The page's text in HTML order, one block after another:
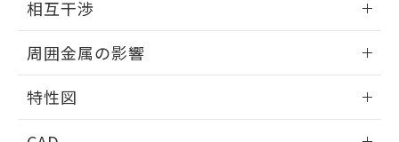
出力段回路図
相互干渉
相互干渉
周囲金属の影響
周囲金属の影響
特性図
また、RoHS指令のフタル酸エステル類４
荷製品に未対応品が混在することから備考
欄に対応日を記載しておりました。
既に当社にて対応品への在庫切替を完了
していることから、特段のことがない限
り、2022年1月12日より割愛しておりま